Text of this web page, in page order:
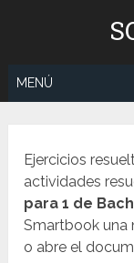
MENÚ
Ejercicios
actividades
para 1 de
Smartbook una
o abre el